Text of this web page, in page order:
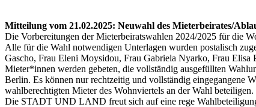
Mitteilung vom 21.02.2025: Neuwahl des Mieterbeirates/
Die Vorbereitungen der Mieterbeiratswahlen 2024/2025 für die
Alle für die Wahl notwendigen Unterlagen wurden postalisch
Gascho, Frau Eleni Moysidou, Frau Gabriela Nyarko, Frau
Mieter*innen werden gebeten, die vollständig ausgefüllten
Berlin. Es können nur rechtzeitig und vollständig eingegangene
wahlberechtigten Mieter des Wohnviertels an der Wahl
Die STADT UND LAND freut sich auf eine rege